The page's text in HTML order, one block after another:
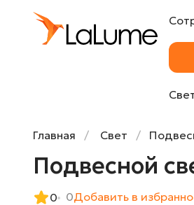
Главная Свет
Подвесной
0 0Добавить в
Подвесной